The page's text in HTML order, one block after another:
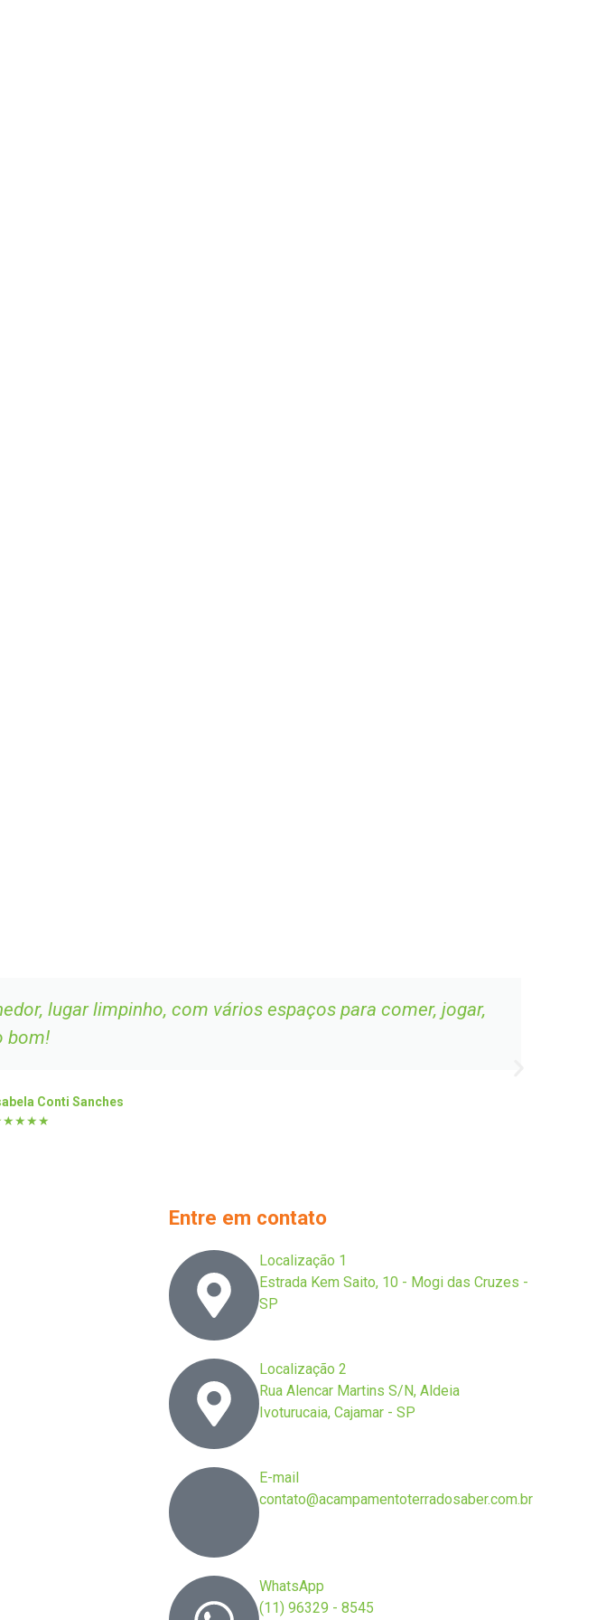
lugar limpinho, com vários espaços para comer, jogar,
bom!
Conti Sanches
Entre em contato
Localização 1
Estrada Kem Saito, 10 - Mogi das Cruzes -
SP
Localização 2
Rua Alencar Martins S/N, Aldeia
Ivoturucaia, Cajamar - SP
E-mail
contato@acampamentoterradosaber.com.br
WhatsApp
(11) 96329 - 8545